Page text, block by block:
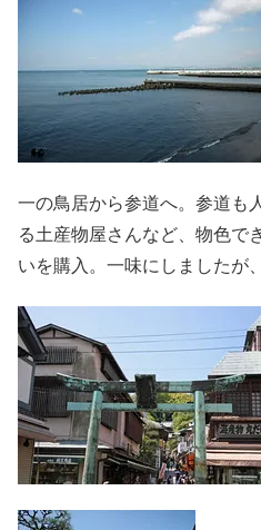
一の鳥居から参道へ。参道も
る土産物屋さんなど、物色で
いを購入。一味にしましたが